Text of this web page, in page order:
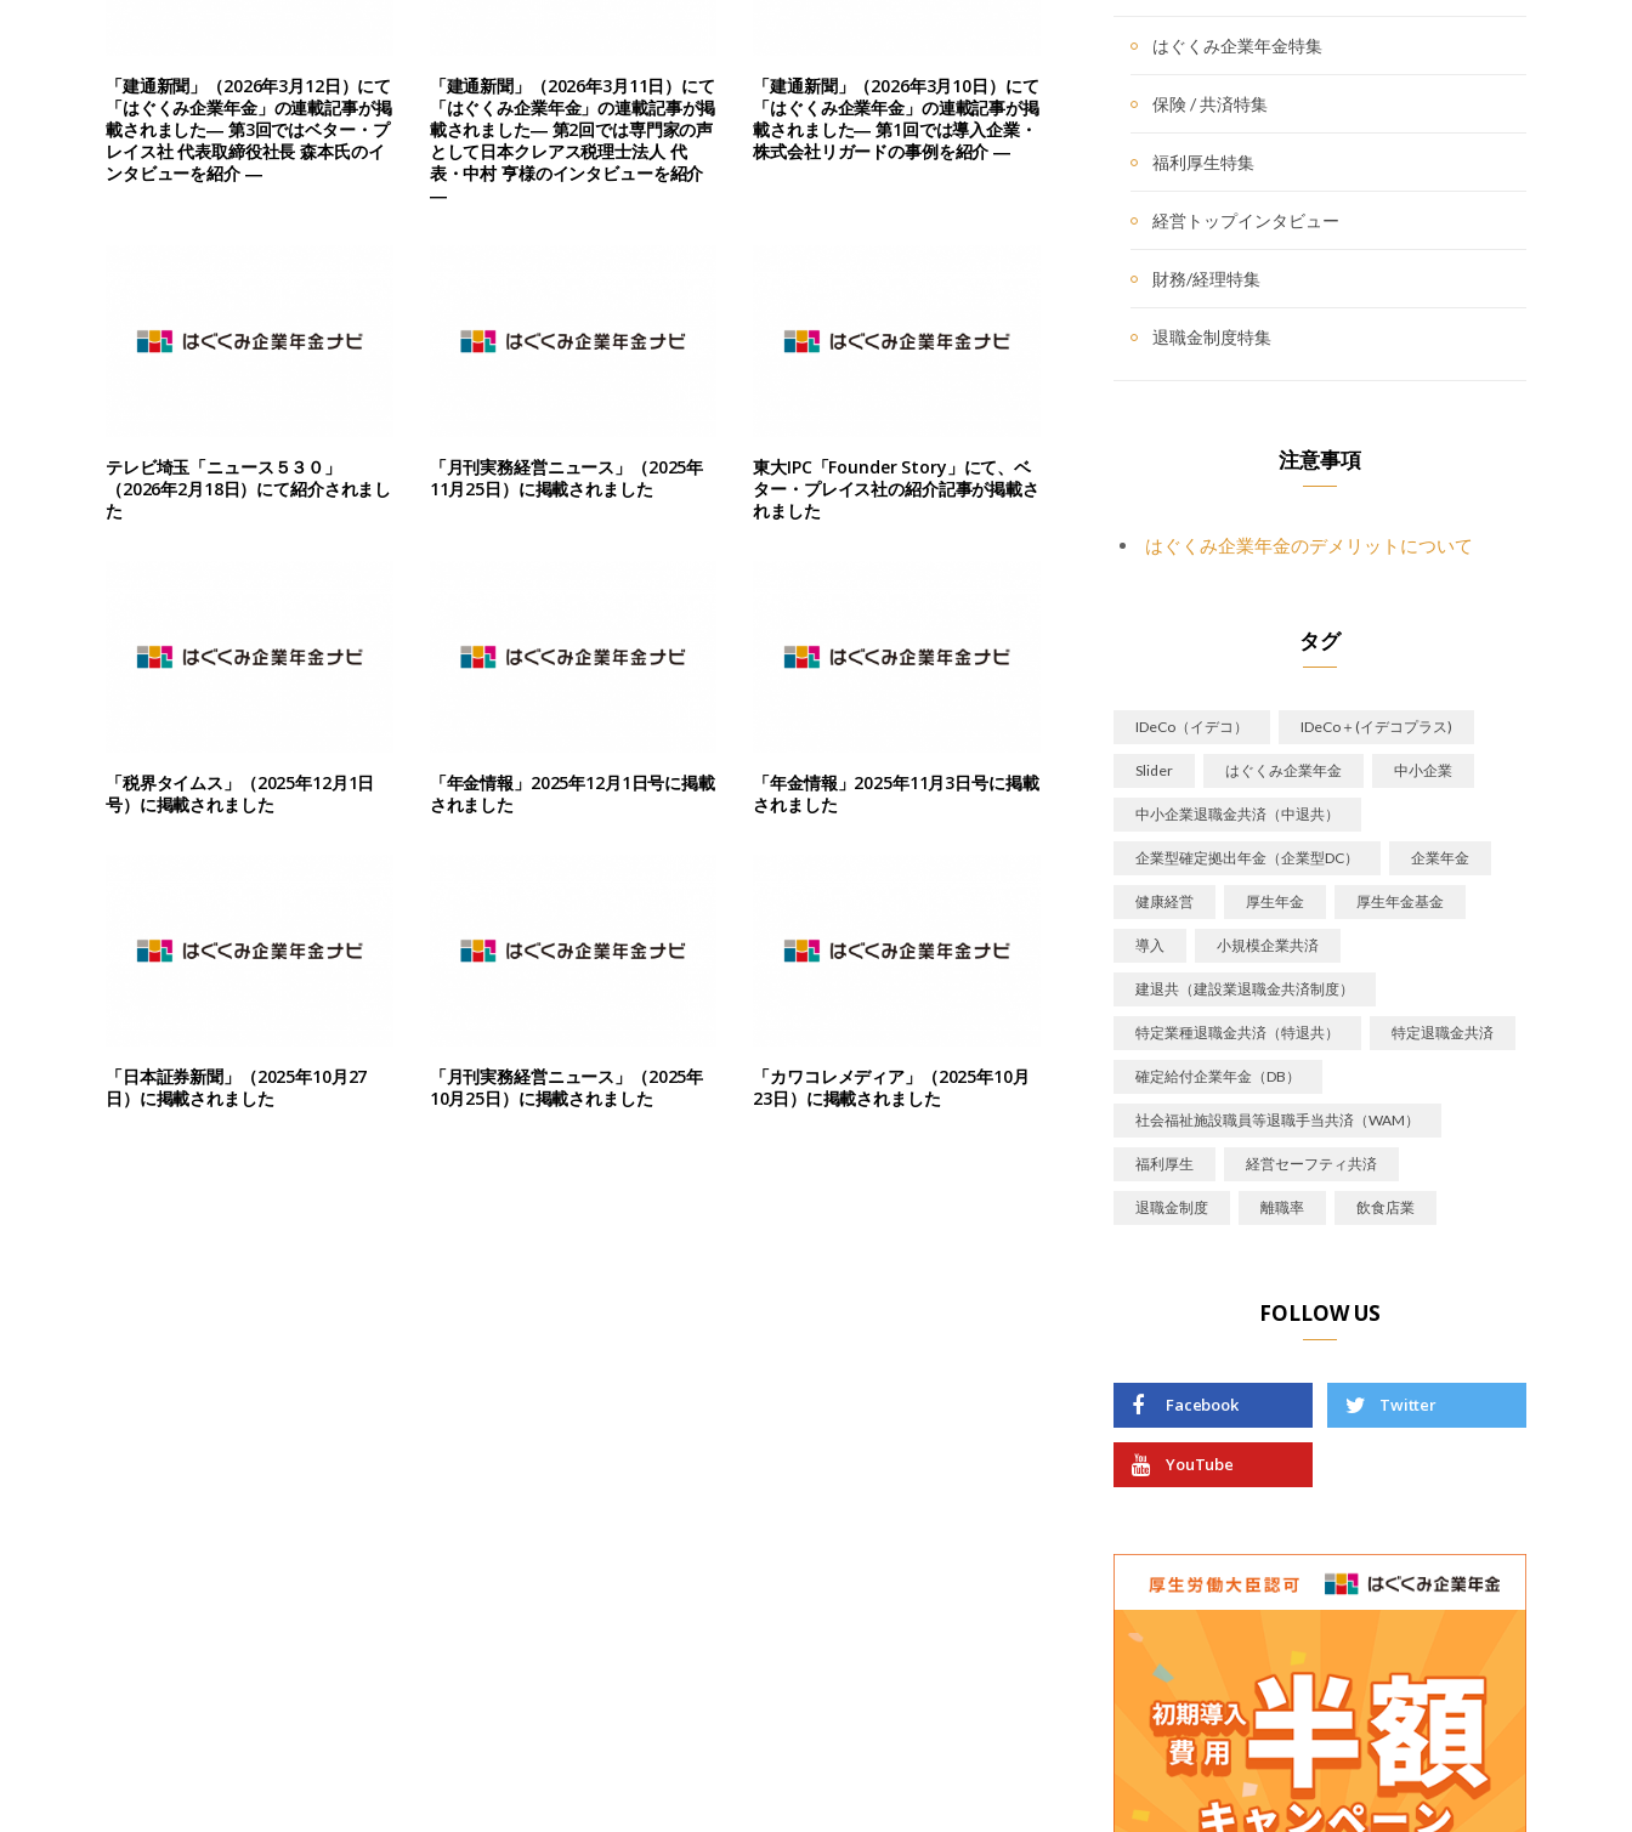
「建通新聞」（2026年3月12日）にて
「はぐくみ企業年金」の連載記事が掲
載されました― 第3回ではベター・プ
レイス社 代表取締役社長 森本氏のイ
ンタビューを紹介 ―
「建通新聞」（2026年3月11日）にて
「はぐくみ企業年金」の連載記事が掲
載されました― 第2回では専門家の声
として日本クレアス税理士法人 代
表・中村 亨様のインタビューを紹介
―
「建通新聞」（2026年3月10日）にて
「はぐくみ企業年金」の連載記事が掲
載されました― 第1回では導入企業・
株式会社リガードの事例を紹介 ―
テレビ埼玉「ニュース５３０」
（2026年2月18日）にて紹介されまし
た
「月刊実務経営ニュース」（2025年
11月25日）に掲載されました
東大IPC「Founder Story」にて、ベ
ター・プレイス社の紹介記事が掲載さ
れました
「税界タイムス」（2025年12月1日
号）に掲載されました
「年金情報」2025年12月1日号に掲載
されました
「年金情報」2025年11月3日号に掲載
されました
「日本証券新聞」（2025年10月27
日）に掲載されました
「月刊実務経営ニュース」（2025年
10月25日）に掲載されました
「カワコレメディア」（2025年10月
23日）に掲載されました
はぐくみ企業年金特集
保険 / 共済特集
福利厚生特集
経営トップインタビュー
財務/経理特集
退職金制度特集
注意事項
はぐくみ企業年金のデメリットについて
タグ
IDeCo（イデコ） IDeCo＋(イデコプラス)
Slider はぐくみ企業年金 中小企業
中小企業退職金共済（中退共）
企業型確定拠出年金（企業型DC） 企業年金
健康経営 厚生年金 厚生年金基金
導入 小規模企業共済
建退共（建設業退職金共済制度）
特定業種退職金共済（特退共） 特定退職金共済
確定給付企業年金（DB）
社会福祉施設職員等退職手当共済（WAM）
福利厚生 経営セーフティ共済
退職金制度 離職率 飲食店業
FOLLOW US
Facebook Twitter
YouTube